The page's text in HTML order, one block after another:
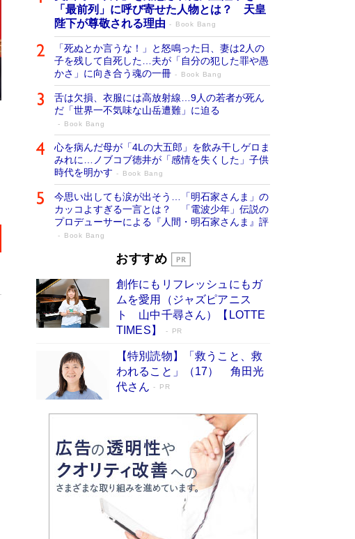
「最前列」に呼び寄せた人物とは？ 天皇
陛下が尊敬される理由
Book Bang
「死ぬとか言うな！」と怒鳴った日、妻は2人の
子を残して自死した…夫が「自分の犯した罪や愚
かさ」に向き合う魂の一冊
Book Bang
舌は欠損、衣服には高放射線…9人の若者が死ん
だ「世界一不気味な山岳遭難」に迫る
Book Bang
心を病んだ母が「4Lの大五郎」を飲み干しゲロま
みれに…ノブコブ徳井が「感情を失くした」子供
時代を明かす
Book Bang
今思い出しても涙が出そう…「明石家さんま」の
カッコよすぎる一言とは？ 「電波少年」伝説の
プロデューサーによる『人間・明石家さんま』評
Book Bang
「叱って伸びるやつは、褒めたらもっと伸
た“人を育てるコツ”…芸への考え方を明か
す
Book Bang
「『火垂るの墓』は、大嘘である」原作者が抱き
続けた“自責の念”とは…「自己憐憫は描きたくな
い」監督が徹底的にこだわったこと（後編） #
戦争の記憶
Book Bang
美輪明宏 晩年の回答を集めた『ほほえんで生き
るための人生相談』がランクイン［エンターテイ
メントベストセラー］
Book Bang
「宇宙兄弟」最終46巻がベストセラー1位 宇宙
開発への関心を押し上げた18年の物語に幕 特装
版には「宇宙で描かれたマンガ」も収録
Book Bang
「不意に涙が出そうに…」高嶋政伸が明かし
た“13歳の娘を暴行する役”への葛藤 インティマ
シーコーディネーターに支えられたNHK『大奥』
Book Bang
おすすめ
創作にもリフレッシュにもガ
ムを愛用（ジャズピアニス
ト 山中千尋さん）【LOTTE
TIMES】
PR
【特別読物】「救うこと、救
われること」（17） 角田光
代さん
PR